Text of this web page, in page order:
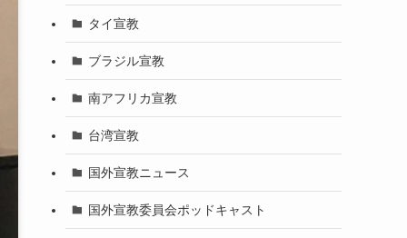
タイ宣教
ブラジル宣教
南アフリカ宣教
台湾宣教
国外宣教ニュース
国外宣教委員会ポッドキャスト